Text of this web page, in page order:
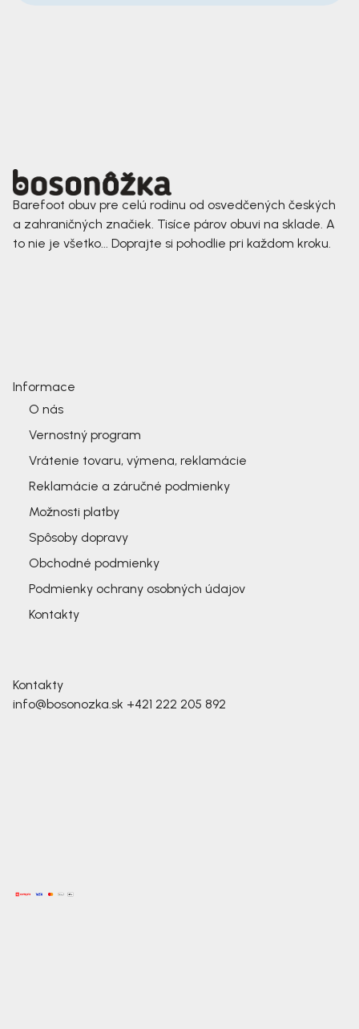
Barefoot obuv pre celú rodinu od osvedčených českých
a zahraničných značiek. Tisíce párov obuvi na sklade. A
to nie je všetko... Doprajte si pohodlie pri každom kroku.
Informace
O nás
Vernostný program
Vrátenie tovaru, výmena, reklamácie
Reklamácie a záručné podmienky
Možnosti platby
Spôsoby dopravy
Obchodné podmienky
Podmienky ochrany osobných údajov
Kontakty
Kontakty
info@bosonozka.sk +421 222 205 892